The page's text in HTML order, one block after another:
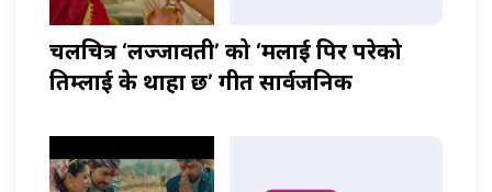
चलचित्र ‘लज्जावती’ को ‘मलाई पिर परेको
तिम्लाई के थाहा छ’ गीत सार्वजनिक